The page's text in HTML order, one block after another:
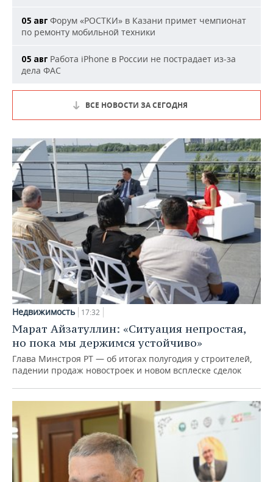
05 авг Форум «РОСТКИ» в Казани примет чемпионат
по ремонту мобильной техники
05 авг Работа iPhone в России не пострадает из-за
дела ФАС
ВСЕ НОВОСТИ ЗА СЕГОДНЯ
Недвижимость 17:32
Марат Айзатуллин: «Ситуация непростая,
но пока мы держимся устойчиво»
Глава Минстроя РТ — об итогах полугодия у строителей,
падении продаж новостроек и новом всплеске сделок